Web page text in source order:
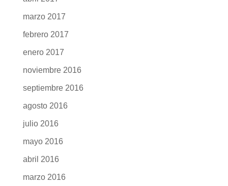
marzo 2017
febrero 2017
enero 2017
noviembre 2016
septiembre 2016
agosto 2016
julio 2016
mayo 2016
abril 2016
marzo 2016